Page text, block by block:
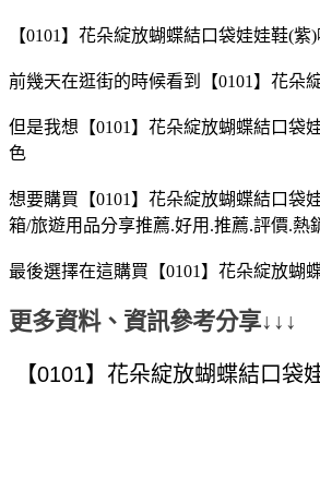
【0101】花朵綻放蝴蝶結口袋娃娃鞋(
前幾天在逛街的時候看到【0101】花朵
但是我想【0101】花朵綻放蝴蝶結口袋
色
想要購買【0101】花朵綻放蝴蝶結口袋
箱/旅遊用品分享推薦.好用.推薦.評價.熱
最後選擇在這購買【0101】花朵綻放蝴
更多資料、資訊參考分享↓↓↓